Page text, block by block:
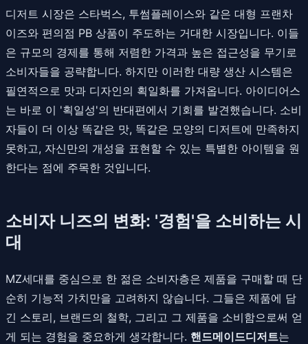
디저트 시장은 스타벅스, 투썸플레이스와 같은 대형 프랜차
이즈와 편의점 PB 상품이 주도하는 거대한 시장입니다. 이들
은 규모의 경제를 통해 저렴한 가격과 높은 접근성을 무기로
소비자들을 공략합니다. 하지만 이러한 대량 생산 시스템은
필연적으로 맛과 디자인의 획일화를 가져옵니다. 아이디어스
는 바로 이 '획일성'의 반대편에서 기회를 발견했습니다. 소비
자들이 더 이상 똑같은 맛, 똑같은 모양의 디저트에 만족하지
못하고, 자신만의 개성을 표현할 수 있는 특별한 아이템을 원
한다는 점에 주목한 것입니다.
소비자 니즈의 변화: '경험'을 소비하는 시
대
MZ세대를 중심으로 한 젊은 소비자층은 제품을 구매할 때 단
순히 기능적 가치만을 고려하지 않습니다. 그들은 제품에 담
긴 스토리, 브랜드의 철학, 그리고 그 제품을 소비함으로써 얻
게 되는 경험을 중요하게 생각합니다. 핸드메이드디저트는